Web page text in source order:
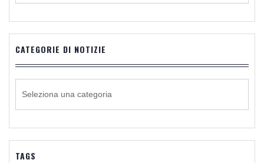
CATEGORIE DI NOTIZIE
NOTIZIE
TAGS